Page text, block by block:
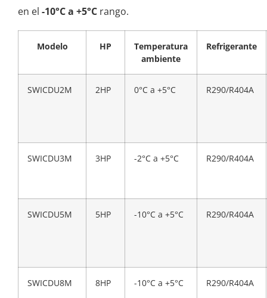
en el -10°C a +5°C rango.
Modelo HP
Temperatura
ambiente
Refrigerante
SWICDU2M 2HP 0°C a +5°C R290/R404A
SWICDU3M 3HP -2°C a +5°C R290/R404A
SWICDU5M 5HP -10°C a +5°C R290/R404A
SWICDU8M 8HP -10°C a +5°C R290/R404A